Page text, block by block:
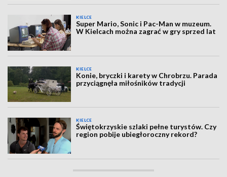
KIELCE
Super Mario, Sonic i Pac-Man w muzeum.
W Kielcach można zagrać w gry sprzed lat
KIELCE
Konie, bryczki i karety w Chrobrzu. Parada
przyciągnęła miłośników tradycji
KIELCE
Świętokrzyskie szlaki pełne turystów. Czy
region pobije ubiegłoroczny rekord?